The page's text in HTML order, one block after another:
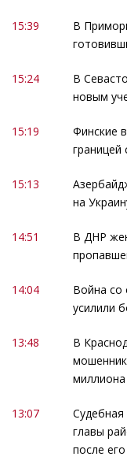
15:39
В
15:24
В
новым
15:19
Финские
границей
15:13
на
14:51
В ДНР
14:04
Война со
усилили
13:48
В
миллиона
13:07
Судебная
главы
после